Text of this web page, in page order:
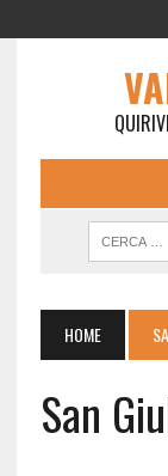
HOME
San